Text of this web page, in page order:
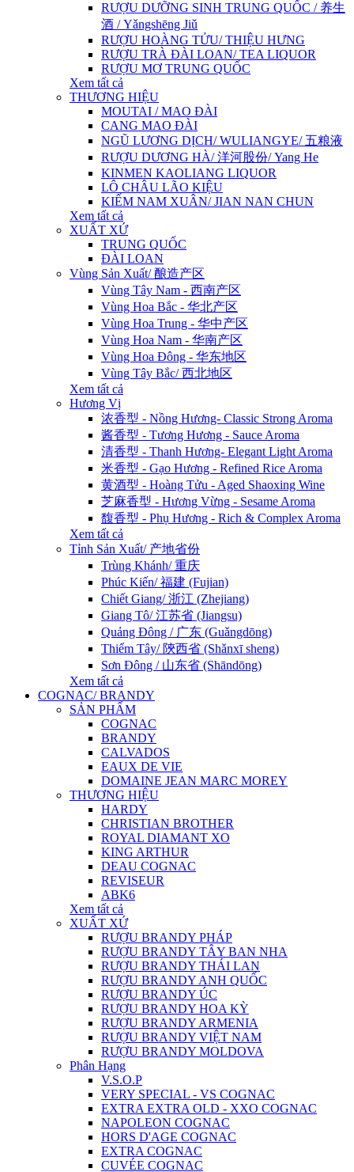
RƯỢU DƯỠNG SINH TRUNG QUỐC / 养生
酒 / Yǎngshēng Jiǔ
RƯỢU HOÀNG TỬU/ THIỆU HƯNG
RƯỢU TRÀ ĐÀI LOAN/ TEA LIQUOR
RƯỢU MƠ TRUNG QUỐC
Xem tất cả
THƯƠNG HIỆU
MOUTAI / MAO ĐÀI
CANG MAO ĐÀI
NGŨ LƯƠNG DỊCH/ WULIANGYE/ 五粮液
RƯỢU DƯƠNG HÀ/ 洋河股份/ Yang He
KINMEN KAOLIANG LIQUOR
LÔ CHÂU LÃO KIỆU
KIẾM NAM XUÂN/ JIAN NAN CHUN
Xem tất cả
XUẤT XỨ
TRUNG QUỐC
ĐÀI LOAN
Vùng Sản Xuất/ 酿造产区
Vùng Tây Nam - 西南产区
Vùng Hoa Bắc - 华北产区
Vùng Hoa Trung - 华中产区
Vùng Hoa Nam - 华南产区
Vùng Hoa Đông - 华东地区
Vùng Tây Bắc/ 西北地区
Xem tất cả
Hương Vị
浓香型 - Nồng Hương- Classic Strong Aroma
酱香型 - Tương Hương - Sauce Aroma
清香型 - Thanh Hương- Elegant Light Aroma
米香型 - Gạo Hương - Refined Rice Aroma
黄酒型 - Hoàng Tửu - Aged Shaoxing Wine
芝麻香型 - Hương Vừng - Sesame Aroma
馥香型 - Phụ Hương - Rich & Complex Aroma
Xem tất cả
Tỉnh Sản Xuất/ 产地省份
Trùng Khánh/ 重庆
Phúc Kiến/ 福建 (Fujian)
Chiết Giang/ 浙江 (Zhejiang)
Giang Tô/ 江苏省 (Jiangsu)
Quảng Đông / 广东 (Guǎngdōng)
Thiểm Tây/ 陝西省 (Shǎnxī sheng)
Sơn Đông / 山东省 (Shāndōng)
Xem tất cả
COGNAC/ BRANDY
SẢN PHẨM
COGNAC
BRANDY
CALVADOS
EAUX DE VIE
DOMAINE JEAN MARC MOREY
THƯƠNG HIỆU
HARDY
CHRISTIAN BROTHER
ROYAL DIAMANT XO
KING ARTHUR
DEAU COGNAC
REVISEUR
ABK6
Xem tất cả
XUẤT XỨ
RƯỢU BRANDY PHÁP
RƯỢU BRANDY TÂY BAN NHA
RƯỢU BRANDY THÁI LAN
RƯỢU BRANDY ANH QUỐC
RƯỢU BRANDY ÚC
RƯỢU BRANDY HOA KỲ
RƯỢU BRANDY ARMENIA
RƯỢU BRANDY VIỆT NAM
RƯỢU BRANDY MOLDOVA
Phân Hạng
V.S.O.P
VERY SPECIAL - VS COGNAC
EXTRA EXTRA OLD - XXO COGNAC
NAPOLEON COGNAC
HORS D'AGE COGNAC
EXTRA COGNAC
CUVÉE COGNAC